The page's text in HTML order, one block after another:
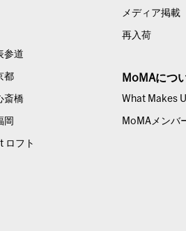
参道
都
斎橋
岡
ロフト
メディア掲載
再入荷
MoMAにつ
What Makes
MoMAメンバ